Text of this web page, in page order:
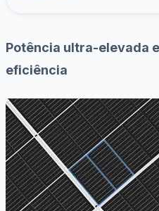
Potência ultra-elevada
eficiência